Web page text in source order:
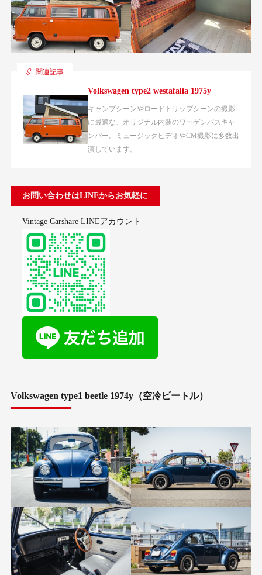
関連記事
Volkswagen type2 westafalia 1975y
キャンプシーンやロードトリップシーンの撮影
に最適な、オリジナル内装のワーゲンバスキャ
ンパー。ミュージックビデオやCM撮影に多数出
演しています。
お問い合わせはLINEからお気軽に
Vintage Carshare LINEアカウント
Volkswagen type1 beetle 1974y（空冷ビートル）